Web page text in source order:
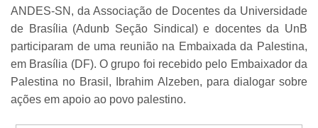
ANDES-SN, da Associação de Docentes da Universidade
de Brasília (Adunb Seção Sindical) e docentes da UnB
participaram de uma reunião na Embaixada da Palestina,
em Brasília (DF). O grupo foi recebido pelo Embaixador da
Palestina no Brasil, Ibrahim Alzeben, para dialogar sobre
ações em apoio ao povo palestino.